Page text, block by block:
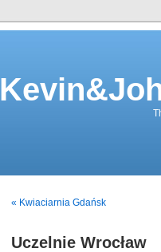
« Kwiaciarnia Gdańsk
Uczelnie Wrocław